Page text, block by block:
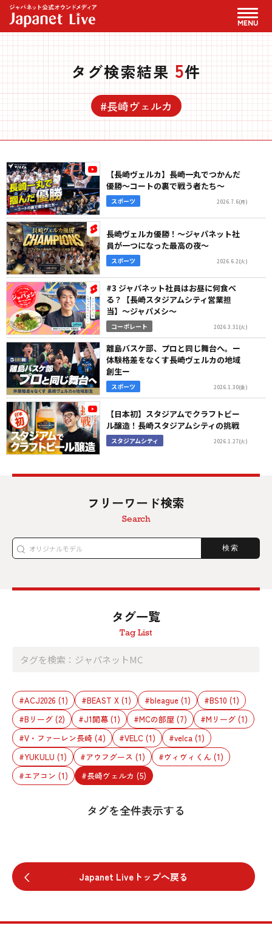
MENU
タグ検索結果5件
#長崎ヴェルカ
【長崎ヴェルカ】長崎一丸でつかんだ
優勝～コートの裏で戦う者たち～
スポーツ 2026.7.6(月)
長崎ヴェルカ優勝！～ジャパネット社
員が一つになった最高の夜～
スポーツ 2026.6.2(火)
#3 ジャパネット社員はお昼に何食べ
る？【長崎スタジアムシティ営業担
当】〜ジャパメシ〜
コーポレート 2026.3.31(火)
離島バスケ部、プロと同じ舞台へ。ー
体験格差をなくす長崎ヴェルカの地域
創生ー
スポーツ 2026.1.30(金)
【日本初】スタジアムでクラフトビー
ル醸造！長崎スタジアムシティの挑戦
スタジアムシティ 2026.1.27(火)
フリーワード検索
Search
検索
タグ一覧
Tag List
#ACJ2026 (1) #BEAST X (1) #bleague (1) #BS10 (1)
#Bリーグ (2) #J1開幕 (1) #MCの部屋 (7) #Mリーグ (1)
#V・ファーレン長崎 (4) #VELC (1) #velca (1)
#YUKULU (1) #アウフグース (1) #ヴィヴィくん (1)
#エアコン (1) #長崎ヴェルカ (5)
タグを全件表示する
Japanet Liveトップへ戻る